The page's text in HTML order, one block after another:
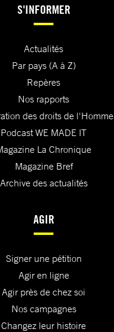
S'INFORMER
Actualités
Par pays (A à Z)
Repères
Nos rapports
des droits de l'Homme
Podcast WE MADE IT
La Chronique
Magazine Bref
Archive des actualités
AGIR
Signer une pétition
Agir en ligne
Agir près de chez soi
Nos campagnes
Changez leur histoire